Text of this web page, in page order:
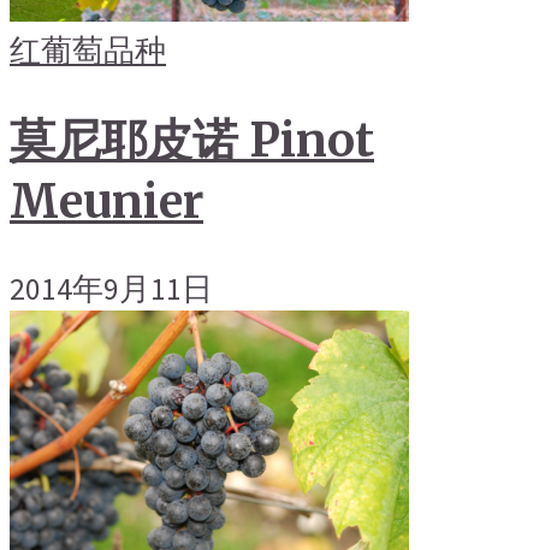
红葡萄品种
莫尼耶皮诺 Pinot
Meunier
2014年9月11日